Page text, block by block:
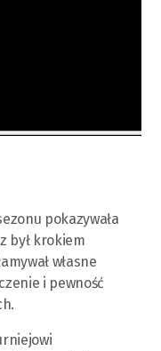
pokazywała
był krokiem
własne
i pewność